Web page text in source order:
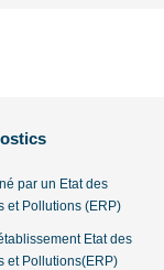
par un Etat des
et Pollutions (ERP)
Etat des
et Pollutions(ERP)